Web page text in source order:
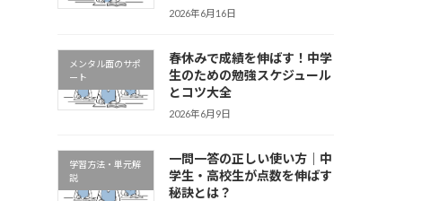
2026年6月16日
メンタル面のサポ
ート
春休みで成績を伸ばす！中学
生のための勉強スケジュール
とコツ大全
2026年6月9日
学習方法・単元解
説
一問一答の正しい使い方｜中
学生・高校生が点数を伸ばす
秘訣とは？